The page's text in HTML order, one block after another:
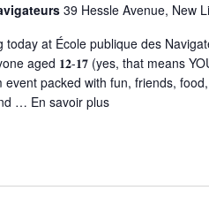
39 Hessle Avenue, New
today at École publique des
aged 𝟏𝟐-𝟏𝟕 (yes, that means
event packed with fun, friends,
… En savoir plus